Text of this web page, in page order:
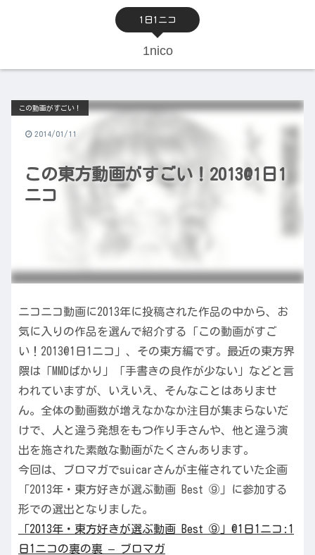
1日1ニコ
1nico
この東方動画がすごい！2013@1日1
ニコ
この動画がすごい！
2014/01/11
ニコニコ動画に2013年に投稿された作品の中から、お
気に入りの作品を選んで紹介する「この動画がすご
い！2013@1日1ニコ」、その東方編です。最近の東方界
隈は「MMDばかり」「手書きの良作が少ない」などと言
われていますが、いえいえ、そんなことはありませ
ん。全体の動画数が増えなかなか注目が集まらないだ
けで、人と違う発想をもつ作り手さんや、他と違う演
出を施された素敵な動画がたくさんあります。
今回は、ブロマガでsuicarさんが主催されていた企画
「2013年・東方好きが選ぶ動画 Best ⑨」に参加する
形での選出となりました。
「2013年・東方好きが選ぶ動画 Best ⑨」@1日1ニコ:1
日1ニコの裏の裏 – ブロマガ